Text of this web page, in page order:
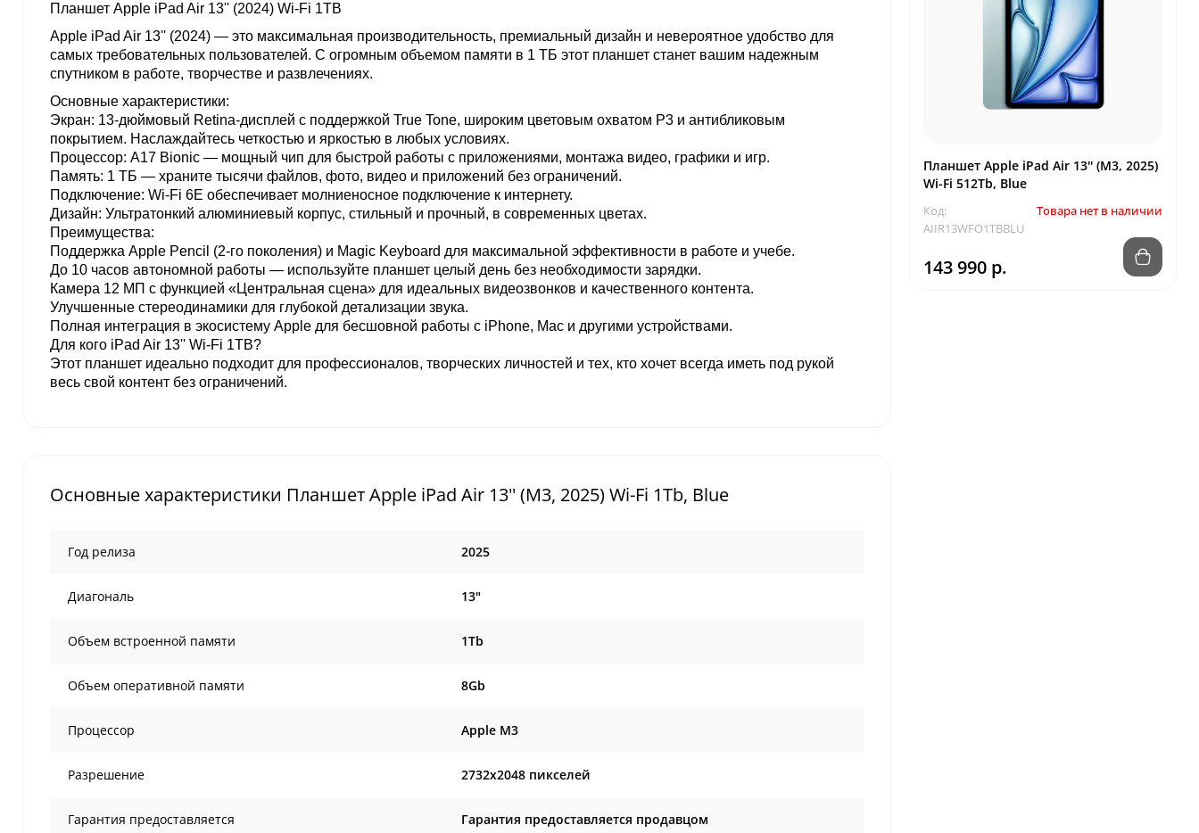
Планшет Apple iPad Air 13'' (2024) Wi-Fi 1TB
Apple iPad Air 13'' (2024) — это максимальная производительность, премиальный дизайн и невероятное удобство для
самых требовательных пользователей. С огромным объемом памяти в 1 ТБ этот планшет станет вашим надежным
спутником в работе, творчестве и развлечениях.
Основные характеристики:
Экран: 13-дюймовый Retina-дисплей с поддержкой True Tone, широким цветовым охватом P3 и антибликовым
покрытием. Наслаждайтесь четкостью и яркостью в любых условиях.
Процессор: A17 Bionic — мощный чип для быстрой работы с приложениями, монтажа видео, графики и игр.
Память: 1 ТБ — храните тысячи файлов, фото, видео и приложений без ограничений.
Подключение: Wi-Fi 6E обеспечивает молниеносное подключение к интернету.
Дизайн: Ультратонкий алюминиевый корпус, стильный и прочный, в современных цветах.
Преимущества:
Поддержка Apple Pencil (2-го поколения) и Magic Keyboard для максимальной эффективности в работе и учебе.
До 10 часов автономной работы — используйте планшет целый день без необходимости зарядки.
Камера 12 МП с функцией «Центральная сцена» для идеальных видеозвонков и качественного контента.
Улучшенные стереодинамики для глубокой детализации звука.
Полная интеграция в экосистему Apple для бесшовной работы с iPhone, Mac и другими устройствами.
Для кого iPad Air 13'' Wi-Fi 1TB?
Этот планшет идеально подходит для профессионалов, творческих личностей и тех, кто хочет всегда иметь под рукой
весь свой контент без ограничений.
Основные характеристики Планшет Apple iPad Air 13'' (M3, 2025) Wi-Fi 1Tb, Blue
Год релиза 2025
Диагональ 13"
Объем встроенной памяти 1Tb
Объем оперативной памяти 8Gb
Процессор Apple M3
Разрешение 2732x2048 пикселей
Гарантия предоставляется Гарантия предоставляется продавцом
Планшет Apple iPad Air 13'' (M3, 2025)
Wi-Fi 512Tb, Blue
Код:
AIIR13WFO1TBBLU
Товара нет в наличии
143 990 р.